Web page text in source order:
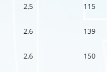
2,5 115
2,6 139
2,6 150